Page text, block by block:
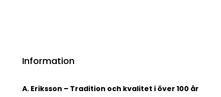
Information
A. Eriksson – Tradition och kvalitet i över 100 år